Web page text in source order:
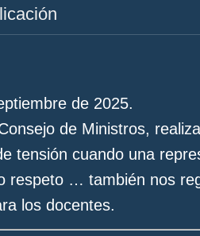
de 2025.
de Ministros,
tensión cuando una
respeto … también nos
los docentes.